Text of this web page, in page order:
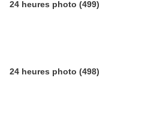
24 heures photo (499)
24 heures photo (498)